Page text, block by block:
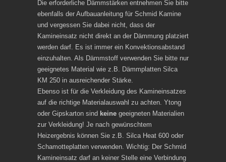
Die erforderliche Dämmstärken entnehmen Sie bitte
ebenfalls der Aufbauanleitung für Schmid Kamine
und vergessen Sie dabei nicht, dass der
Kamineinsatz nicht direkt an der Dämmung platziert
werden darf. Es ist immer ein Konvektionsabstand
einzuhalten. Als Dämmstoff verwenden Sie bitte nur
geeignetes Material wie z.B. Dämmplatten Silca
KM 250 in ausreichender Stärke.
Ebenso ist für die Verkleidung des Kamineinsatzes
auf die richtige Materialauswahl zu achten. Ytong
oder Gipskarton sind keine geeigneten Materialien
zur Verkleidung! Je nach gewünschtem
Heizergebnis können Sie z.B. Silca Heat 600 oder
Schamotteplatten verwenden. Wichtig: Der Schmid
Kamineinsatz darf an keiner Stelle eine Verbindung